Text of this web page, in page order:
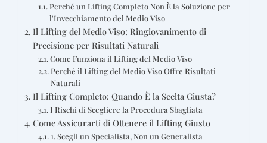
Perché un Lifting Completo Non È la Soluzione per
l'Invecchiamento del Medio Viso
Il Lifting del Medio Viso: Ringiovanimento di
Precisione per Risultati Naturali
Come Funziona il Lifting del Medio Viso
Perché il Lifting del Medio Viso Offre Risultati
Naturali
Il Lifting Completo: Quando È la Scelta Giusta?
I Rischi di Scegliere la Procedura Sbagliata
Come Assicurarti di Ottenere il Lifting Giusto
1. Scegli un Specialista, Non un Generalista